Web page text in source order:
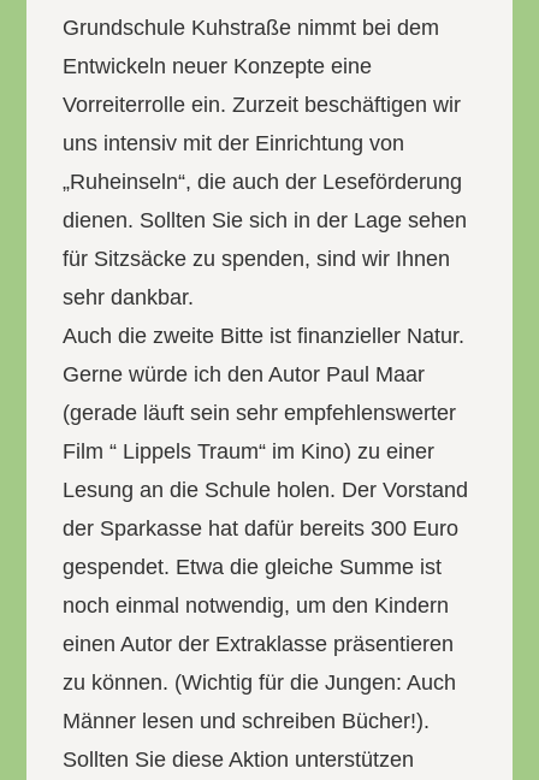
Grundschule Kuhstraße nimmt bei dem
Entwickeln neuer Konzepte eine
Vorreiterrolle ein. Zurzeit beschäftigen wir
uns intensiv mit der Einrichtung von
„Ruheinseln“, die auch der Leseförderung
dienen. Sollten Sie sich in der Lage sehen
für Sitzsäcke zu spenden, sind wir Ihnen
sehr dankbar.
Auch die zweite Bitte ist finanzieller Natur.
Gerne würde ich den Autor Paul Maar
(gerade läuft sein sehr empfehlenswerter
Film “ Lippels Traum“ im Kino) zu einer
Lesung an die Schule holen. Der Vorstand
der Sparkasse hat dafür bereits 300 Euro
gespendet. Etwa die gleiche Summe ist
noch einmal notwendig, um den Kindern
einen Autor der Extraklasse präsentieren
zu können. (Wichtig für die Jungen: Auch
Männer lesen und schreiben Bücher!).
Sollten Sie diese Aktion unterstützen